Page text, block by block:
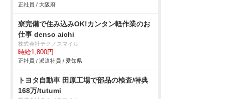
正社員 / 大阪府
寮完備で住み込みOK!カンタン軽作業のお
仕事 denso aichi
株式会社テクノスマイル
時給1,800円
正社員 / 派遣社員 / 愛知県
トヨタ自動車 田原工場で部品の検査/特典
168万/tutumi